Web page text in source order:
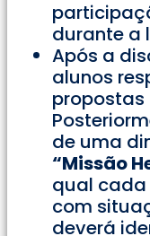
durante a
Após a
alunos
propostas
de uma
“Missão
qual cada
com
deverá